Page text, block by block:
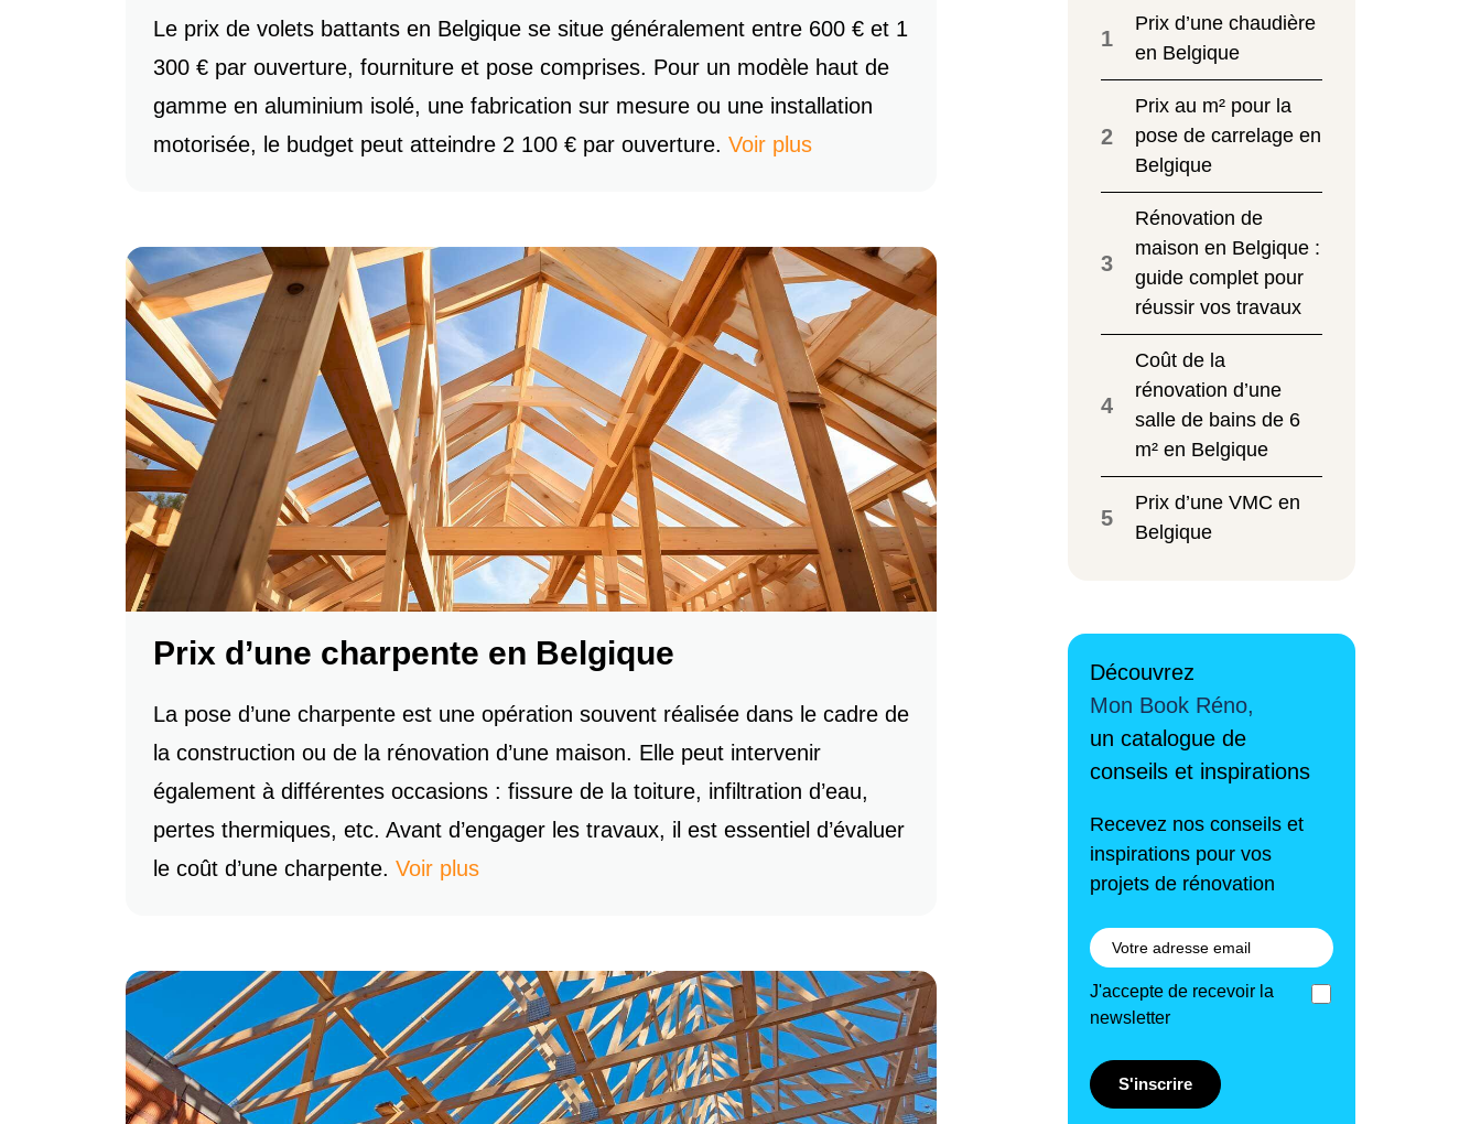
Le prix de volets battants en Belgique se situe généralement entre 600 € et 1
300 € par ouverture, fourniture et pose comprises. Pour un modèle haut de
gamme en aluminium isolé, une fabrication sur mesure ou une installation
motorisée, le budget peut atteindre 2 100 € par ouverture. Voir plus
Prix d’une charpente en Belgique
La pose d’une charpente est une opération souvent réalisée dans le cadre de
la construction ou de la rénovation d’une maison. Elle peut intervenir
également à différentes occasions : fissure de la toiture, infiltration d’eau,
pertes thermiques, etc. Avant d’engager les travaux, il est essentiel d’évaluer
le coût d’une charpente. Voir plus
1
Prix d’une chaudière
en Belgique
2
Prix au m² pour la
pose de carrelage en
Belgique
3
Rénovation de
maison en Belgique :
guide complet pour
réussir vos travaux
4
Coût de la
rénovation d’une
salle de bains de 6
m² en Belgique
5
Prix d’une VMC en
Belgique
Découvrez
Mon Book Réno,
un catalogue de
conseils et inspirations
Recevez nos conseils et
inspirations pour vos
projets de rénovation
J'accepte de recevoir la
newsletter
S'inscrire